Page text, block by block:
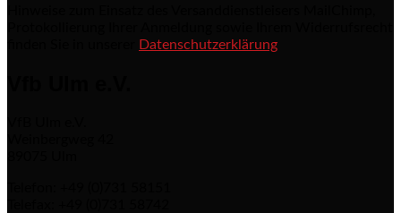
Datenschutzerklärung